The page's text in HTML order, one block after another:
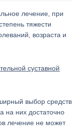
лечение, при
тяжести
возраста и
суставной
выбор средств
на них достаточно
лечение не может